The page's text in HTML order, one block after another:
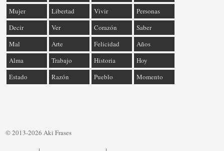
Mujer
Libertad Vivir
Personas
Decir
Ver Corazón
Saber
Mal
Arte Felicidad
Años
Alma
Trabajo Historia
Hoy
Estado
Razón Pueblo Momento
© 2013-2026 Aki Frases